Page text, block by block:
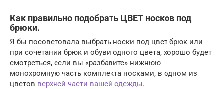
Как правильно подобрать ЦВЕТ носков под
брюки.
Я бы посоветовала выбрать носки под цвет брюк или
при сочетании брюк и обуви одного цвета, хорошо будет
смотреться, если вы «разбавите» нижнюю
монохромную часть комплекта носками, в одном из
цветов верхней части вашей одежды.